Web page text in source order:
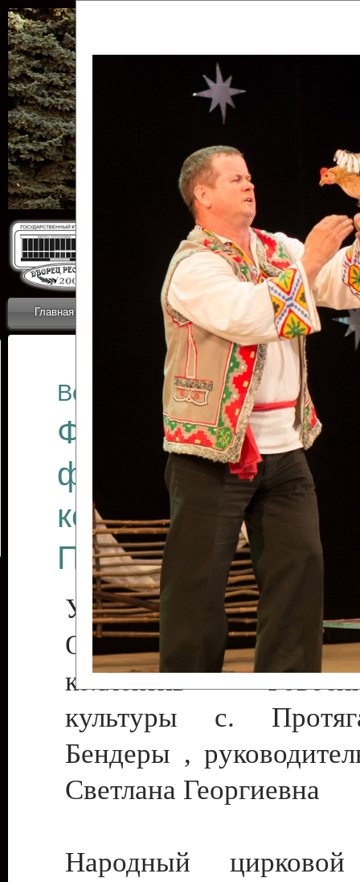
Главная Приветствие Коллективы Новости
ОТЧЕТЫ ГКЦ
Все отчеты
Финал
фестиваля
коллективов
Приднестровского
Участники фестиваля:
Образцовый
коллектив
культуры с.
Бендеры ,
Светлана Георгиевна
Народный цирковой